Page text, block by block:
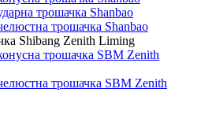
трошачка Shanbao
трошачка Shanbao
Shibang Zenith Liming
трошачка SBM Zenith
трошачка SBM Zenith